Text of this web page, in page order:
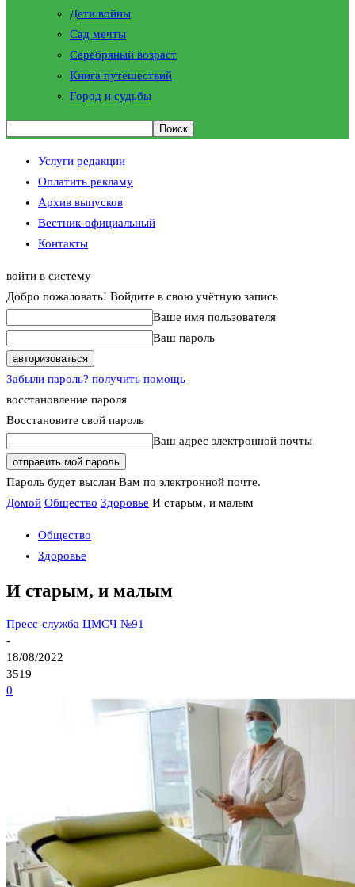
Дети войны
Сад мечты
Серебряный возраст
Книга путешествий
Город и судьбы
Услуги редакции
Оплатить рекламу
Архив выпусков
Вестник-официальный
Контакты
войти в систему
Добро пожаловать! Войдите в свою учётную запись
Ваше имя пользователя
Ваш пароль
Забыли пароль? получить помощь
восстановление пароля
Восстановите свой пароль
Ваш адрес электронной почты
Пароль будет выслан Вам по электронной почте.
Домой Общество Здоровье И старым, и малым
Общество
Здоровье
И старым, и малым
Пресс-служба ЦМСЧ №91
-
18/08/2022
3519
0